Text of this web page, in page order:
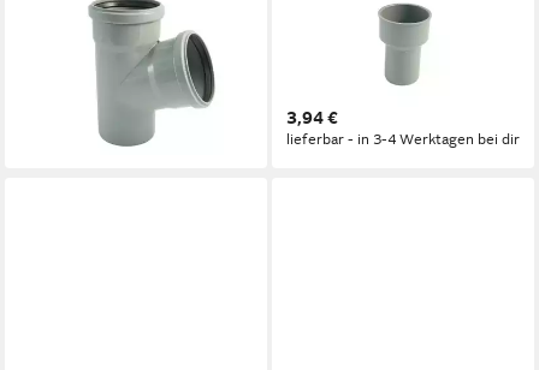
MARLEY DEUTSCHLAND GMBH
Wasserrohr Marley HT-
Abzweig DN 110/110 67°
lieferbar - in 3-4 Werktagen bei dir
MARLEY DEUTSCHLAND GMBH
HT-Rohr Marley HT-
Anschlussstück DN 100/110
3,94 €
lieferbar - in 3-4 Werktagen bei dir